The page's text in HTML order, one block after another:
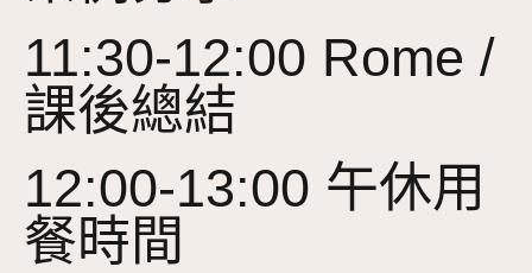
11:30-12:00 Rome /
課後總結
12:00-13:00 午休用
餐時間